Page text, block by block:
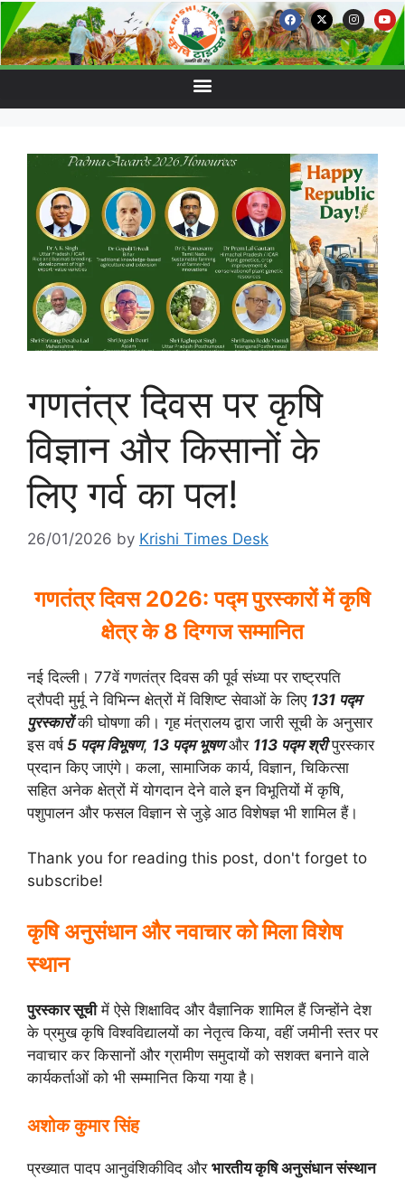
गणतंत्र दिवस पर कृषि
विज्ञान और किसानों के
लिए गर्व का पल!
26/01/2026 by Krishi Times Desk
गणतंत्र दिवस 2026: पद्म पुरस्कारों में कृषि
क्षेत्र के 8 दिग्गज सम्मानित
नई दिल्ली। 77वें गणतंत्र दिवस की पूर्व संध्या पर राष्ट्रपति
द्रौपदी मुर्मू ने विभिन्न क्षेत्रों में विशिष्ट सेवाओं के लिए 131 पद्म
पुरस्कारोंकी घोषणा की। गृह मंत्रालय द्वारा जारी सूची के अनुसार
इस वर्ष5 पद्म विभूषण, 13 पद्म भूषणऔर 113 पद्म श्रीपुरस्कार
प्रदान किए जाएंगे। कला, सामाजिक कार्य, विज्ञान, चिकित्सा
सहित अनेक क्षेत्रों में योगदान देने वाले इन विभूतियों में कृषि,
पशुपालन और फसल विज्ञान से जुड़े आठ विशेषज्ञ भी शामिल हैं।
Thank you for reading this post, don't forget to
subscribe!
कृषि अनुसंधान और नवाचार को मिला विशेष
स्थान
पुरस्कार सूचीमें ऐसे शिक्षाविद और वैज्ञानिक शामिल हैं जिन्होंने देश
के प्रमुख कृषि विश्वविद्यालयों का नेतृत्व किया, वहीं जमीनी स्तर पर
नवाचार कर किसानों और ग्रामीण समुदायों को सशक्त बनाने वाले
कार्यकर्ताओं को भी सम्मानित किया गया है।
अशोक कुमार सिंह
प्रख्यात पादप आनुवंशिकीविद और भारतीय कृषि अनुसंधान संस्थान